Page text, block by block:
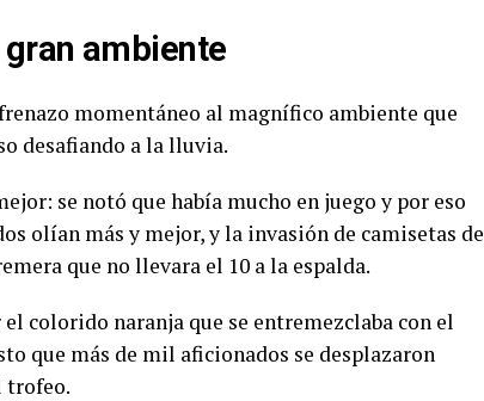
ambiente
momentáneo al magnífico ambiente que
desafiando a la lluvia.
se notó que había mucho en juego y por eso
olían más y mejor, y la invasión de camisetas de
que no llevara el 10 a la espalda.
colorido naranja que se entremezclaba con el
que más de mil aficionados se desplazaron
trofeo.